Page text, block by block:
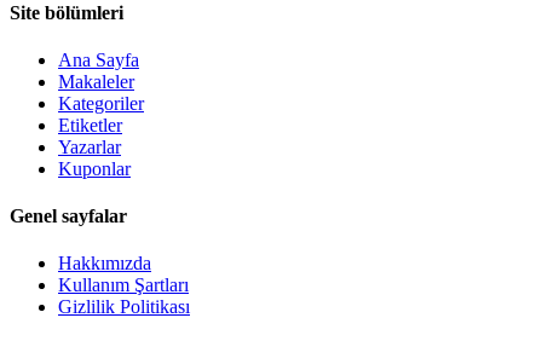
Site bölümleri
Ana Sayfa
Makaleler
Kategoriler
Etiketler
Yazarlar
Kuponlar
Genel sayfalar
Hakkımızda
Kullanım Şartları
Gizlilik Politikası